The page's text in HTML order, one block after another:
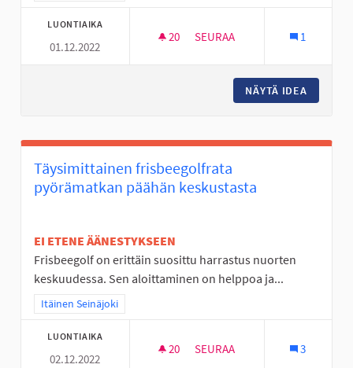
LUONTIAIKA
01.12.2022
20 20 SEURAAJAA
SEURAA 1
NÄYTÄ IDEA
Täysimittainen frisbeegolfrata
pyörämatkan päähän keskustasta
EI ETENE ÄÄNESTYKSEEN
Frisbeegolf on erittäin suosittu harrastus nuorten
keskuudessa. Sen aloittaminen on helppoa ja...
Rajaa tulokset teeman mukaan: Itäinen Seinäjoki
Itäinen Seinäjoki
LUONTIAIKA
02.12.2022
20 20 SEURAAJAA
SEURAA 3